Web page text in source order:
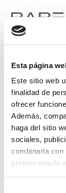
Esta página
Este sitio web
finalidad de
ofrecer
Además,
haga del sitio
sociales,
combinarla con
proporcionado
Soy particular
He leído y acepto el
dispuesto en la